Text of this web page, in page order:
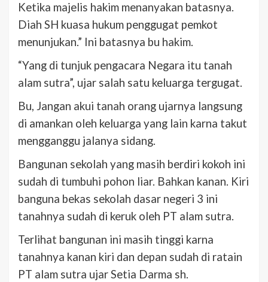
Ketika majelis hakim menanyakan batasnya.
Diah SH kuasa hukum penggugat pemkot
menunjukan.” Ini batasnya bu hakim.
“Yang di tunjuk pengacara Negara itu tanah
alam sutra”, ujar salah satu keluarga tergugat.
Bu, Jangan akui tanah orang ujarnya langsung
di amankan oleh keluarga yang lain karna takut
mengganggu jalanya sidang.
Bangunan sekolah yang masih berdiri kokoh ini
sudah di tumbuhi pohon liar. Bahkan kanan. Kiri
banguna bekas sekolah dasar negeri 3 ini
tanahnya sudah di keruk oleh PT alam sutra.
Terlihat bangunan ini masih tinggi karna
tanahnya kanan kiri dan depan sudah di ratain
PT alam sutra ujar Setia Darma sh.